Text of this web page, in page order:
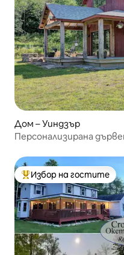
Дом – Уиндзър
Персонализирана
Най-популярен избор
Избор на гостите